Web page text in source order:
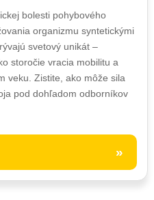
bolesti pohybového
organizmu syntetickými
svetový unikát –
storočie vracia mobilitu a
veku. Zistite, ako môže sila
pod dohľadom odborníkov
»